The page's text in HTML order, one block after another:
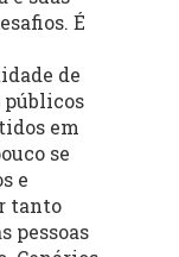
É
de
em
se
e
tanto
pessoas